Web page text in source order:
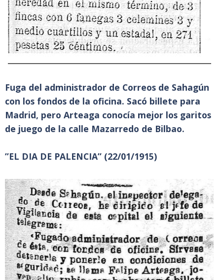
Fuga del administrador de Correos de Sahagún
con los fondos de la oficina. Sacó billete para
Madrid, pero Arteaga conocía mejor los garitos
de juego de la calle Mazarredo de Bilbao.
”EL DIA DE PALENCIA” (22/01/1915)